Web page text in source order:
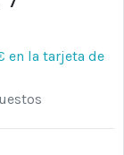
en la tarjeta de